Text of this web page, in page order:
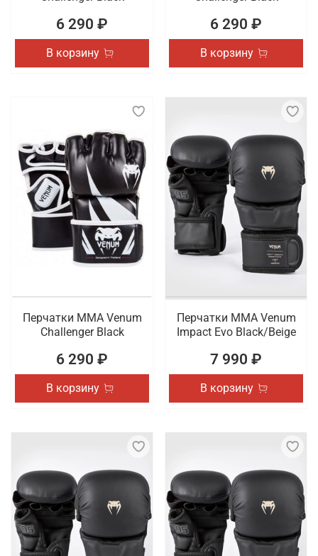
6 290 ₽
В корзину
6 290 ₽
В корзину
Перчатки ММА Venum
Challenger Black
6 290 ₽
В корзину
Перчатки ММА Venum
Impact Evo Black/Beige
7 990 ₽
В корзину